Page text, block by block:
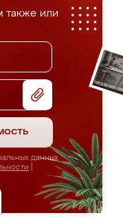
также или
данных